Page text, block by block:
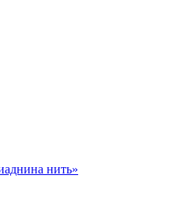
нить»